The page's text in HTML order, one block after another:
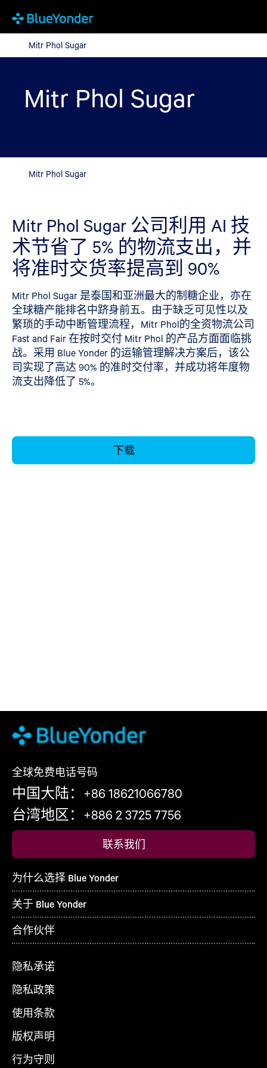
Mitr Phol Sugar
Mitr Phol Sugar
Mitr Phol Sugar
Mitr Phol Sugar
Mitr Phol Sugar 公司利用 AI 技
术节省了 5% 的物流支出，并
将准时交货率提高到 90%
Mitr Phol Sugar 是泰国和亚洲最大的制糖企业，亦在
全球糖产能排名中跻身前五。由于缺乏可见性以及
繁琐的手动中断管理流程，Mitr Phol的全资物流公司
Fast and Fair 在按时交付 Mitr Phol 的产品方面面临挑
战。采用 Blue Yonder 的运输管理解决方案后，该公
司实现了高达 90% 的准时交付率，并成功将年度物
流支出降低了 5%。
下载
全球免费电话号码
中国大陆：+86 18621066780
台湾地区：+886 2 3725 7756
联系我们
为什么选择 Blue Yonder
关于 Blue Yonder
合作伙伴
隐私承诺
隐私政策
使用条款
版权声明
行为守则